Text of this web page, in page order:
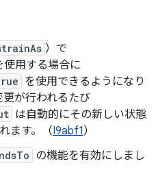
）で
使用する場合に
を使用できるようになり
が行われるたび
は自動的にその新しい状態
ます。（I9abf1）
の機能を有効にしまし